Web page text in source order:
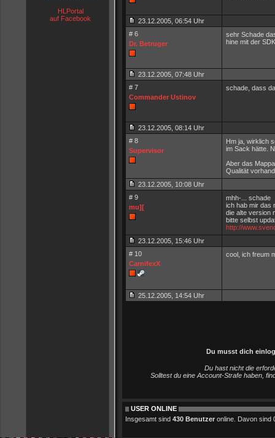
HLPortal
auf Facebook
23.12.2005, 06:54 Uhr
# 6
Dr. Betruger
sehr Schade
hine mit der
23.12.2005, 07:48 Uhr
# 7
Commander Ustinov
schade, dass
23.12.2005, 08:14 Uhr
# 8
Supervisor
Hm ja, wirklich
im Sack hätte.
Aber das
Qualität
23.12.2005, 10:08 Uhr
# 9
mu][
mhh-... schade
ich hab mir das
die alte version
bitte selbst
http://
23.12.2005, 15:46 Uhr
# 10
CarnifexX
cool, ich freum
25.12.2005, 14:54 Uhr
Du musst dich
Du hast nicht die
Solltest du eine Account-Strafe haben,
USER ONLINE
Insgesamt sind 430 Benutzer online. Davon sind